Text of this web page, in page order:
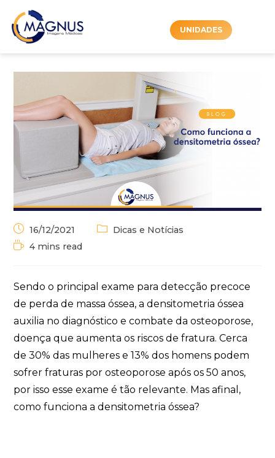
UNIDADES
16/12/2021
Dicas e Notícias
4 mins read
Sendo o principal exame para detecção precoce
de perda de massa óssea, a densitometria óssea
auxilia no diagnóstico e combate da osteoporose,
doença que aumenta os riscos de fratura. Cerca
de 30% das mulheres e 13% dos homens podem
sofrer fraturas por osteoporose após os 50 anos,
por isso esse exame é tão relevante. Mas afinal,
como funciona a densitometria óssea?